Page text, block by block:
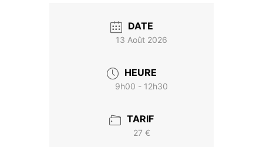
DATE
13 Août 2026
HEURE
9h00 - 12h30
TARIF
27 €